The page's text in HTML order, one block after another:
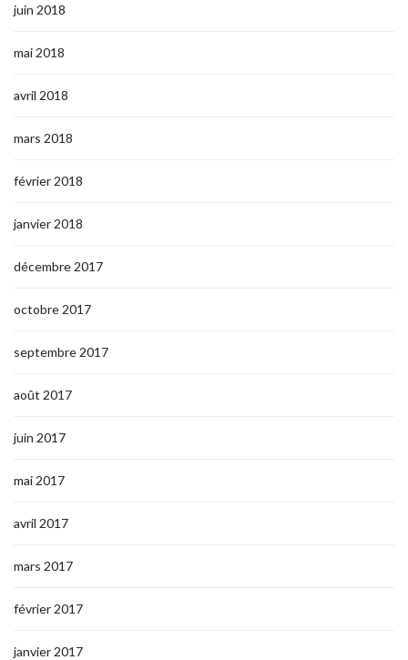
juin 2018
mai 2018
avril 2018
mars 2018
février 2018
janvier 2018
décembre 2017
octobre 2017
septembre 2017
août 2017
juin 2017
mai 2017
avril 2017
mars 2017
février 2017
janvier 2017